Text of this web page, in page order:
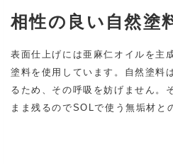
相性の良い自然塗
表面仕上げには亜麻仁オイルを主
塗料を使用しています。自然塗料
るため、その呼吸を妨げません。
まま残るのでSOLで使う無垢材と